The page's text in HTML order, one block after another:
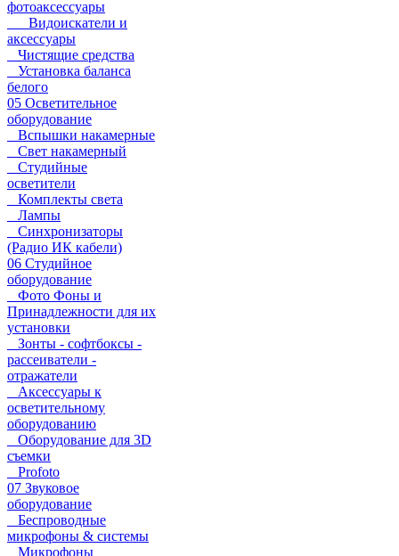
фотоаксессуары
Видоискатели и
аксессуары
Чистящие средства
Установка баланса
белого
05 Осветительное
оборудование
Вспышки накамерные
Свет накамерный
Студийные
осветители
Комплекты света
Лампы
Синхронизаторы
(Радио ИК кабели)
06 Студийное
оборудование
Фото Фоны и
Принадлежности для их
установки
Зонты - софтбоксы -
рассеиватели -
отражатели
Аксессуары к
осветительному
оборудованию
Оборудование для 3D
съемки
Profoto
07 Звуковое
оборудование
Беспроводные
микрофоны & системы
Микрофоны